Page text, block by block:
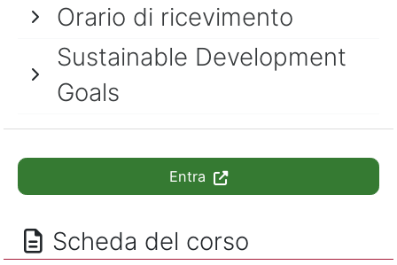
Orario di ricevimento
Sustainable Development
Goals
Entra
Scheda del corso